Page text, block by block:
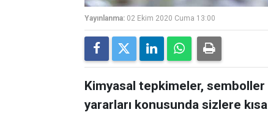
Yayınlanma: 02 Ekim 2020 Cuma 13:00
Kimyasal tepkimeler,
yararları konusunda sizlere